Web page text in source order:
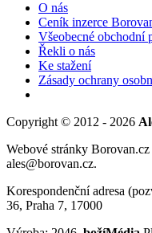
O nás
Ceník inzerce
Všeobecné obchodní
Řekli o nás
Ke stažení
Zásady ochrany
Copyright © 2012 - 2026
Webové stránky
ales@borovan.cz.
Korespondenční adresa
36, Praha 7, 17000